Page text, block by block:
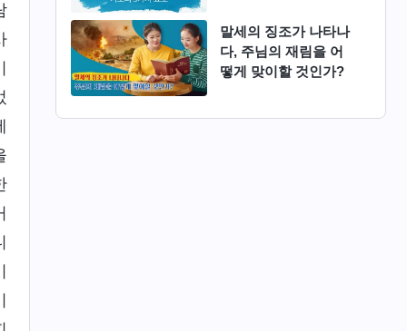
말세의 징조가 나타나
다, 주님의 재림을 어
떻게 맞이할 것인가?